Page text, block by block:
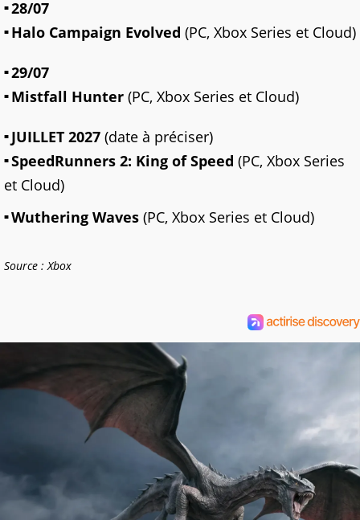
28/07
Halo Campaign Evolved (PC, Xbox Series et Cloud)
29/07
Mistfall Hunter (PC, Xbox Series et Cloud)
JUILLET 2027 (date à préciser)
SpeedRunners 2: King of Speed (PC, Xbox Series
et Cloud)
Wuthering Waves (PC, Xbox Series et Cloud)
Source : Xbox